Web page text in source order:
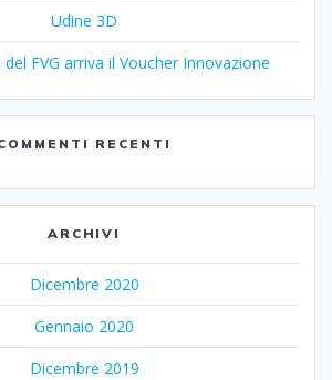
Udine 3D
FVG arriva il Voucher Innovazione
RECENTI
ARCHIVI
Dicembre 2020
Gennaio 2020
Dicembre 2019